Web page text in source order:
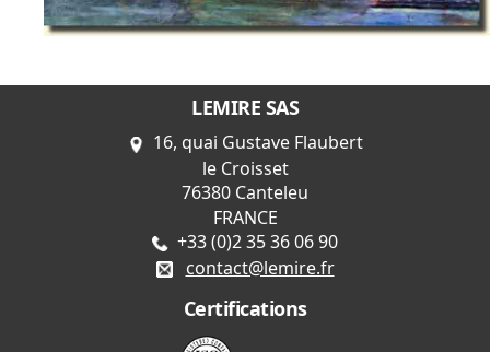
LEMIRE SAS
16, quai Gustave Flaubert
le Croisset
76380 Canteleu
FRANCE
+33 (0)2 35 36 06 90
contact@lemire.fr
Certifications